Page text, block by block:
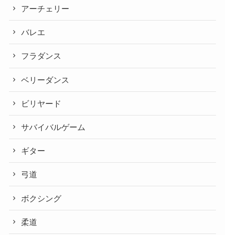
アーチェリー
バレエ
フラダンス
ベリーダンス
ビリヤード
サバイバルゲーム
ギター
弓道
ボクシング
柔道